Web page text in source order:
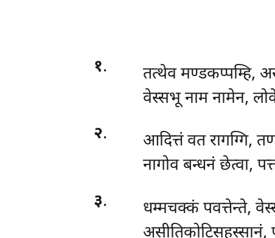
१. तत्थेवमण्डकप्पम्हि,
वेस्सभू नाम नामेन,
२. आदित्तंवत रागग्गि,
नागोव बन्धनं छेत्वा,
३.
धम्मचक्कं पवत्तेन्ते,